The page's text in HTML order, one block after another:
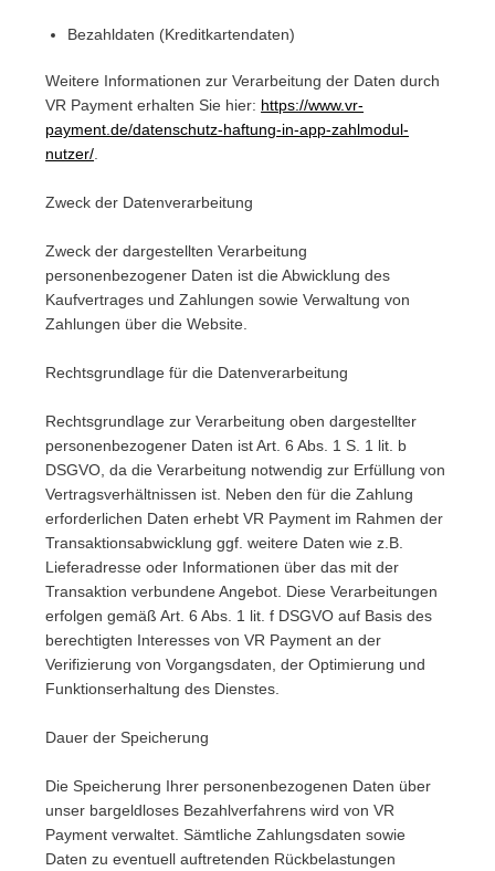
Bezahldaten (Kreditkartendaten)
Weitere Informationen zur Verarbeitung der Daten durch
VR Payment erhalten Sie hier: https://www.vr-
payment.de/datenschutz-haftung-in-app-zahlmodul-
nutzer/.
Zweck der Datenverarbeitung
Zweck der dargestellten Verarbeitung
personenbezogener Daten ist die Abwicklung des
Kaufvertrages und Zahlungen sowie Verwaltung von
Zahlungen über die Website.
Rechtsgrundlage für die Datenverarbeitung
Rechtsgrundlage zur Verarbeitung oben dargestellter
personenbezogener Daten ist Art. 6 Abs. 1 S. 1 lit. b
DSGVO, da die Verarbeitung notwendig zur Erfüllung von
Vertragsverhältnissen ist. Neben den für die Zahlung
erforderlichen Daten erhebt VR Payment im Rahmen der
Transaktionsabwicklung ggf. weitere Daten wie z.B.
Lieferadresse oder Informationen über das mit der
Transaktion verbundene Angebot. Diese Verarbeitungen
erfolgen gemäß Art. 6 Abs. 1 lit. f DSGVO auf Basis des
berechtigten Interesses von VR Payment an der
Verifizierung von Vorgangsdaten, der Optimierung und
Funktionserhaltung des Dienstes.
Dauer der Speicherung
Die Speicherung Ihrer personenbezogenen Daten über
unser bargeldloses Bezahlverfahrens wird von VR
Payment verwaltet. Sämtliche Zahlungsdaten sowie
Daten zu eventuell auftretenden Rückbelastungen